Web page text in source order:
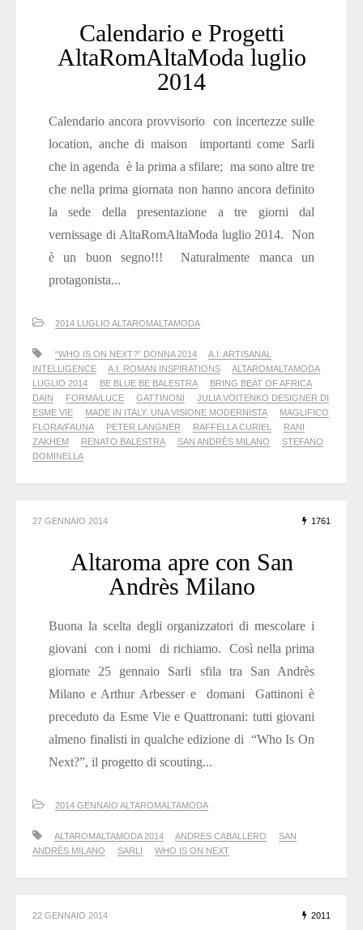
Calendario e Progetti
AltaRomAltaModa luglio
2014
Calendario ancora provvisorio con incertezze sulle
location, anche di maison importanti come Sarli
che in agenda è la prima a sfilare; ma sono altre tre
che nella prima giornata non hanno ancora definito
la sede della presentazione a tre giorni dal
vernissage di AltaRomAltaModa luglio 2014. Non
è un buon segno!!! Naturalmente manca un
protagonista...
2014 LUGLIO ALTAROMALTAMODA
“WHO IS ON NEXT?” DONNA 2014
A.I. ARTISANAL
INTELLIGENCE
A.I. ROMAN INSPIRATIONS
ALTAROMALTAMODA
LUGLIO 2014
BE BLUE BE BALESTRA
BRING BEAT OF AFRICA
DAIN
FORMA/LUCE GATTINONI
JULIA VOITENKO DESIGNER DI
ESME VIE
MADE IN ITALY. UNA VISIONE MODERNISTA
MAGLIFICO
FLORA/FAUNA
PETER LANGNER RAFFELLA CURIEL
RANI
ZAKHEM
RENATO BALESTRA SAN ANDRÈS MILANO
STEFANO
DOMINELLA
27 GENNAIO 2014 1761
Altaroma apre con San
Andrès Milano
Buona la scelta degli organizzatori di mescolare i
giovani con i nomi di richiamo. Così nella prima
giornate 25 gennaio Sarli sfila tra San Andrès
Milano e Arthur Arbesser e domani Gattinoni è
preceduto da Esme Vie e Quattronani: tutti giovani
almeno finalisti in qualche edizione di “Who Is On
Next?”, il progetto di scouting...
2014 GENNAIO ALTAROMALTAMODA
ALTAROMALTAMODA 2014 ANDRES CABALLERO
SAN
ANDRÈS MILANO
SARLI WHO IS ON NEXT
22 GENNAIO 2014 2011